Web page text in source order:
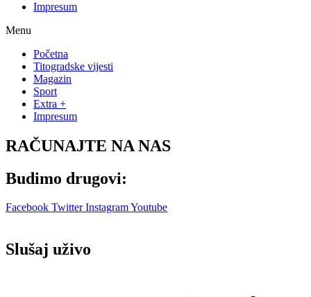
Impresum
Menu
Početna
Titogradske vijesti
Magazin
Sport
Extra +
Impresum
RAČUNAJTE NA NAS
Budimo drugovi:
Facebook Twitter InstagramYoutube
Slušaj uživo